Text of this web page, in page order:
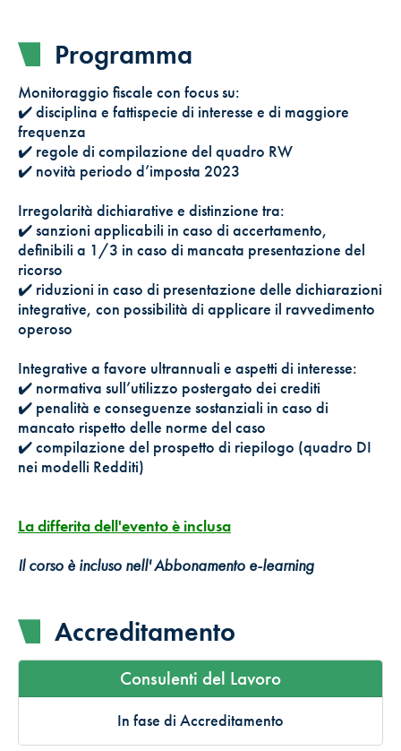
Programma
Monitoraggio fiscale con focus su:
✔️ disciplina e fattispecie di interesse e di maggiore
frequenza
✔️ regole di compilazione del quadro RW
✔️ novità periodo d’imposta 2023
Irregolarità dichiarative e distinzione tra:
✔️ sanzioni applicabili in caso di accertamento,
definibili a 1/3 in caso di mancata presentazione del
ricorso
✔️ riduzioni in caso di presentazione delle dichiarazioni
integrative, con possibilità di applicare il ravvedimento
operoso
Integrative a favore ultrannuali e aspetti di interesse:
✔️ normativa sull’utilizzo postergato dei crediti
✔️ penalità e conseguenze sostanziali in caso di
mancato rispetto delle norme del caso
✔️ compilazione del prospetto di riepilogo (quadro DI
nei modelli Redditi)
La differita dell'evento è inclusa
Il corso è incluso nell' Abbonamento e-learning
Accreditamento
Consulenti del Lavoro
In fase di Accreditamento